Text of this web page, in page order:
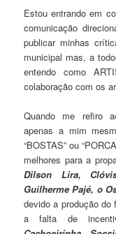
Estou entrando em
comunicação
publicar minhas
municipal mas, a
entendo como
colaboração com os
Quando me refiro
apenas a mim
“BOSTAS” ou
melhores para a
Dilson Lira,
Guilherme Pajé, o
devido a produção
a falta de